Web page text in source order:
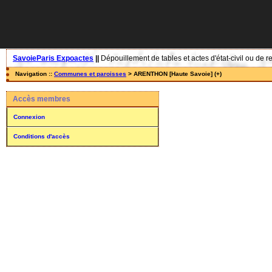
SavoieParis Expoactes Dépouillement de tables et actes d'état-civil ou de
Navigation :: Communes et paroisses > ARENTHON [Haute Savoie] (+)
Accès membres
Connexion
Conditions d'accès